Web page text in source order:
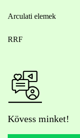
Arculati elemek
RRF
Kövess minket!